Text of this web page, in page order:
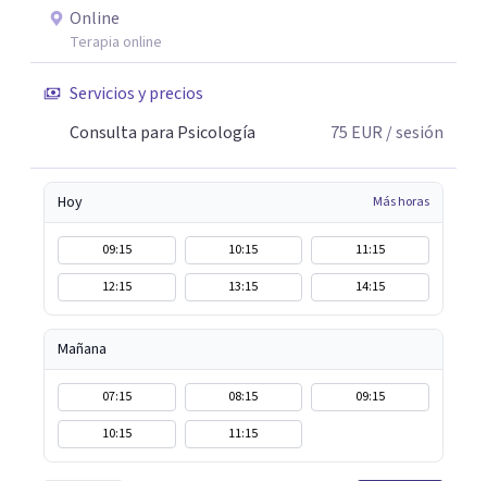
Online
Terapia online
Servicios y precios
Consulta para Psicología
75 EUR / sesión
Hoy Más horas
09:15 10:15
11:15
12:15
13:15 14:15
Mañana
07:15 08:15
09:15
10:15
11:15